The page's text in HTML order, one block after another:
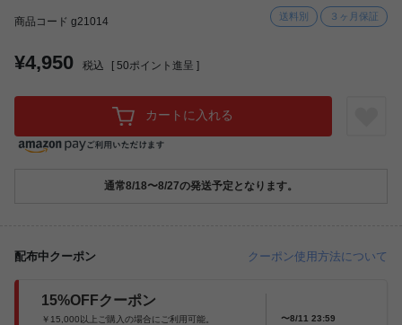
商品コード g21014 送料別 ３ヶ月保証
¥4,950 税込 [ 50ポイント進呈 ]
カートに入れる
通常8/18〜8/27の発送予定となります。
配布中クーポン クーポン使用方法について
15%OFFクーポン
￥15,000以上ご購入の場合にご利用可能。 〜8/11 23:59